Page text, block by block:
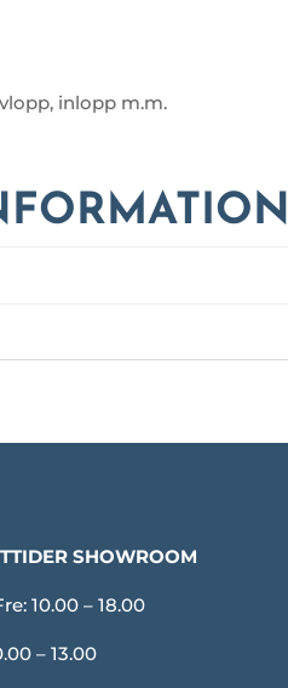
inlopp m.m.
SHOWROOM
10.00 – 18.00
– 13.00